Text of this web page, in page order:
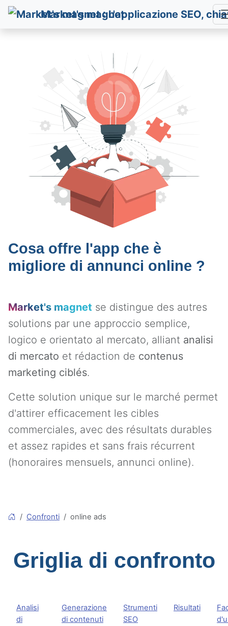
Market's magnet
Cosa offre l'app che è
migliore di annunci online ?
Market's magnet se distingue des autres
solutions par une approccio semplice,
logico e orientato al mercato, alliant analisi
di mercato et rédaction de contenus
marketing ciblés.
Cette solution unique sur le marché permet
d'attirer efficacement les cibles
commerciales, avec des résultats durables
et assez rapides et sans frais récurrent
(honoraires mensuels, annunci online).
Confronti online ads
Griglia di confronto
Analisi
di
Generazione
di contenuti
Strumenti
SEO
Risultati